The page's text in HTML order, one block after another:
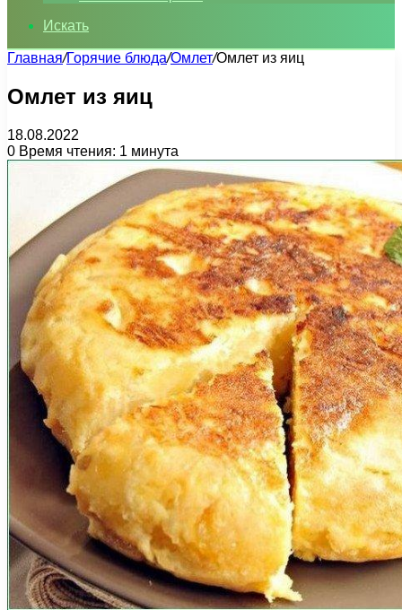
Искать
Главная/Горячие блюда/Омлет/Омлет из яиц
Омлет из яиц
18.08.2022
0 Время чтения: 1 минута